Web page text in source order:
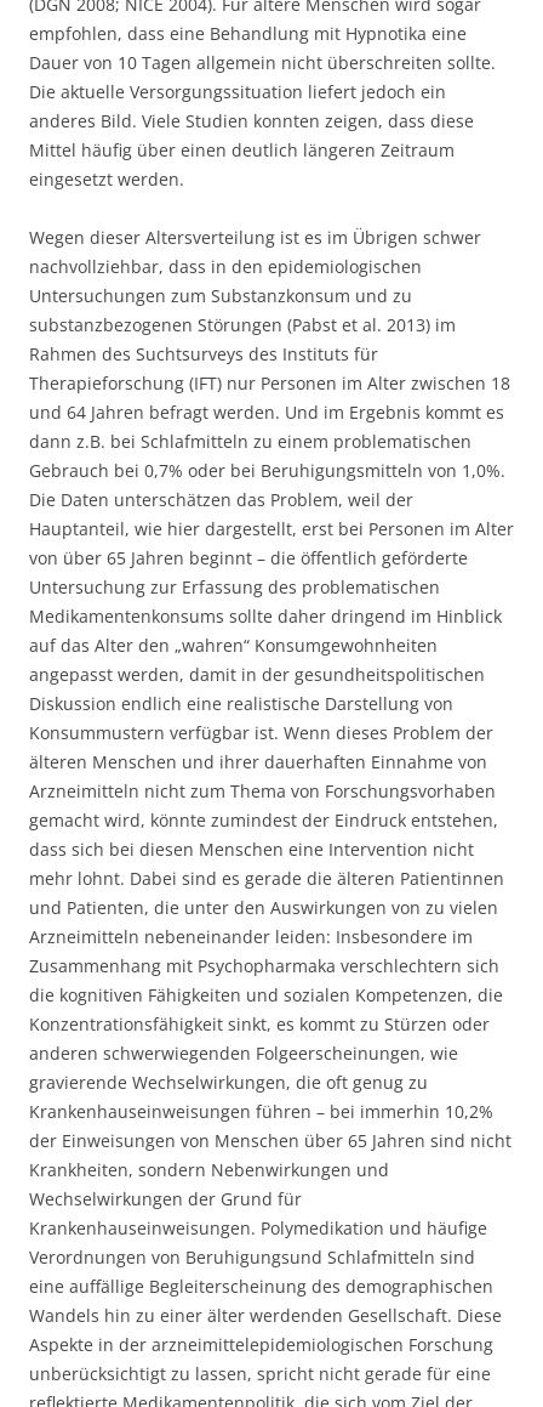
empfohlen, dass eine Behandlung mit Hypnotika eine
Dauer von 10 Tagen allgemein nicht überschreiten sollte.
Die aktuelle Versorgungssituation liefert jedoch ein
anderes Bild. Viele Studien konnten zeigen, dass diese
Mittel häufig über einen deutlich längeren Zeitraum
eingesetzt werden.
Wegen dieser Altersverteilung ist es im Übrigen schwer
nachvollziehbar, dass in den epidemiologischen
Untersuchungen zum Substanzkonsum und zu
substanzbezogenen Störungen (Pabst et al. 2013) im
Rahmen des Suchtsurveys des Instituts für
Therapieforschung (IFT) nur Personen im Alter zwischen 18
und 64 Jahren befragt werden. Und im Ergebnis kommt es
dann z.B. bei Schlafmitteln zu einem problematischen
Gebrauch bei 0,7% oder bei Beruhigungsmitteln von 1,0%.
Die Daten unterschätzen das Problem, weil der
Hauptanteil, wie hier dargestellt, erst bei Personen im Alter
von über 65 Jahren beginnt – die öffentlich geförderte
Untersuchung zur Erfassung des problematischen
Medikamentenkonsums sollte daher dringend im Hinblick
auf das Alter den „wahren“ Konsumgewohnheiten
angepasst werden, damit in der gesundheitspolitischen
Diskussion endlich eine realistische Darstellung von
Konsummustern verfügbar ist. Wenn dieses Problem der
älteren Menschen und ihrer dauerhaften Einnahme von
Arzneimitteln nicht zum Thema von Forschungsvorhaben
gemacht wird, könnte zumindest der Eindruck entstehen,
dass sich bei diesen Menschen eine Intervention nicht
mehr lohnt. Dabei sind es gerade die älteren Patientinnen
und Patienten, die unter den Auswirkungen von zu vielen
Arzneimitteln nebeneinander leiden: Insbesondere im
Zusammenhang mit Psychopharmaka verschlechtern sich
die kognitiven Fähigkeiten und sozialen Kompetenzen, die
Konzentrationsfähigkeit sinkt, es kommt zu Stürzen oder
anderen schwerwiegenden Folgeerscheinungen, wie
gravierende Wechselwirkungen, die oft genug zu
Krankenhauseinweisungen führen – bei immerhin 10,2%
der Einweisungen von Menschen über 65 Jahren sind nicht
Krankheiten, sondern Nebenwirkungen und
Wechselwirkungen der Grund für
Krankenhauseinweisungen. Polymedikation und häufige
Verordnungen von Beruhigungsund Schlafmitteln sind
eine auffällige Begleiterscheinung des demographischen
Wandels hin zu einer älter werdenden Gesellschaft. Diese
Aspekte in der arzneimittelepidemiologischen Forschung
unberücksichtigt zu lassen, spricht nicht gerade für eine